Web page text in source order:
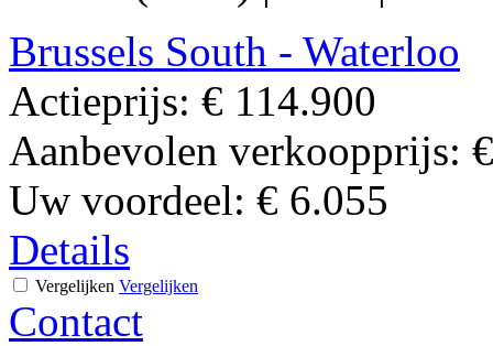
Brussels South - Waterloo
Actieprijs: € 114.900
Aanbevolen verkoopprijs:
Uw voordeel: € 6.055
Details
Vergelijken Vergelijken
Contact